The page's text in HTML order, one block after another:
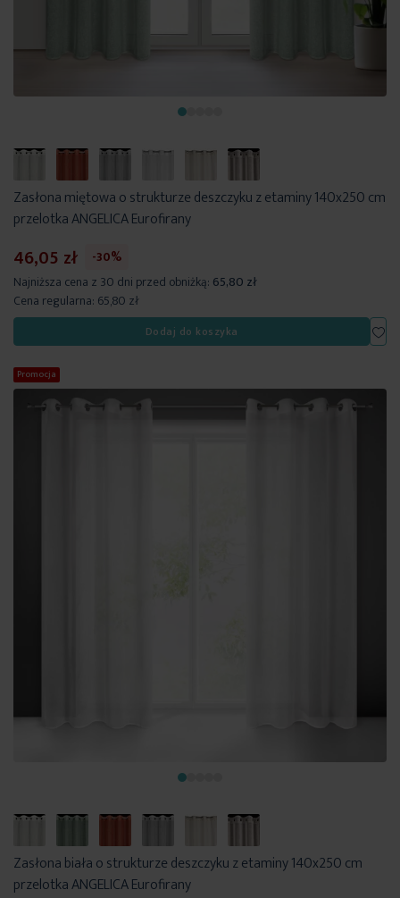
Zasłona miętowa o strukturze deszczyku z etaminy 140x250 cm
przelotka ANGELICA Eurofirany
46,05 zł
-30%
Najniższa cena z 30 dni przed obniżką: 65,80 zł
Cena regularna: 65,80 zł
Dodaj do koszyka
Promocja
Zasłona biała o strukturze deszczyku z etaminy 140x250 cm
przelotka ANGELICA Eurofirany